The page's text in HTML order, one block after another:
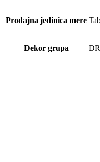
Prodajna jedinica mere
Dekor grupa